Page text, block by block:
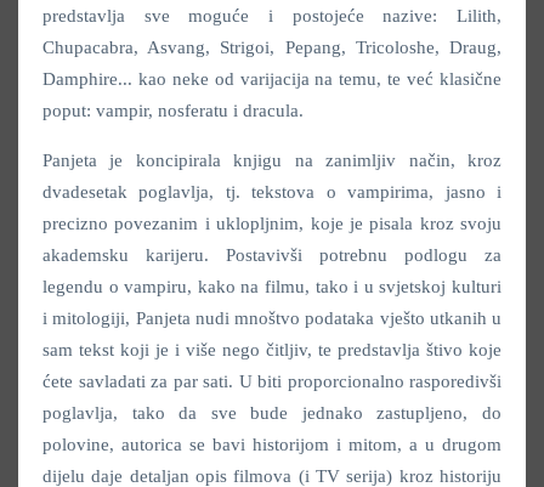
predstavlja sve moguće i postojeće nazive: Lilith,
Chupacabra, Asvang, Strigoi, Pepang, Tricoloshe, Draug,
Damphire... kao neke od varijacija na temu, te već klasične
poput: vampir, nosferatu i dracula.
Panjeta je koncipirala knjigu na zanimljiv način, kroz
dvadesetak poglavlja, tj. tekstova o vampirima, jasno i
precizno povezanim i uklopljnim, koje je pisala kroz svoju
akademsku karijeru. Postavivši potrebnu podlogu za
legendu o vampiru, kako na filmu, tako i u svjetskoj kulturi
i mitologiji, Panjeta nudi mnoštvo podataka vješto utkanih u
sam tekst koji je i više nego čitljiv, te predstavlja štivo koje
ćete savladati za par sati. U biti proporcionalno rasporedivši
poglavlja, tako da sve bude jednako zastupljeno, do
polovine, autorica se bavi historijom i mitom, a u drugom
dijelu daje detaljan opis filmova (i TV serija) kroz historiju